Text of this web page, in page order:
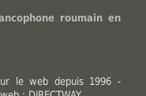
roumain en
le web depuis 1996 -